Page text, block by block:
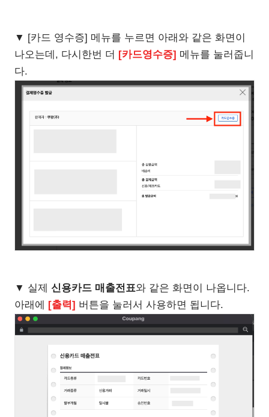
▼ [카드 영수증] 메뉴를 누르면 아래와 같은 화면이
나오는데, 다시한번 더 [카드영수증] 메뉴를 눌러줍니
다.
▼ 실제 신용카드 매출전표와 같은 화면이 나옵니다.
아래에 [출력] 버튼을 눌러서 사용하면 됩니다.